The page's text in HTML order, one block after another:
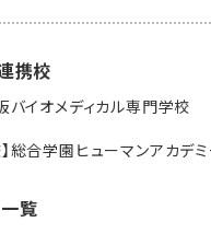
携校
バイオメディカル専門学校
総合学園ヒューマンアカデ
覧